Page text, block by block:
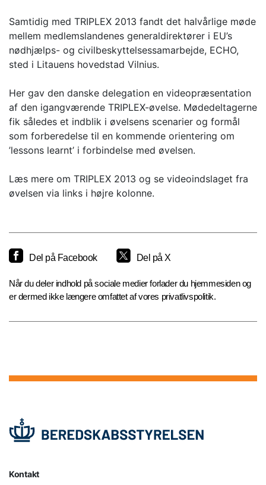
Samtidig med TRIPLEX 2013 fandt det halvårlige møde
mellem medlemslandenes generaldirektører i EU’s
nødhjælps- og civilbeskyttelsessamarbejde, ECHO,
sted i Litauens hovedstad Vilnius.
Her gav den danske delegation en videopræsentation
af den igangværende TRIPLEX-øvelse. Mødedeltagerne
fik således et indblik i øvelsens scenarier og formål
som forberedelse til en kommende orientering om
’lessons learnt’ i forbindelse med øvelsen.
Læs mere om TRIPLEX 2013 og se videoindslaget fra
øvelsen via links i højre kolonne.
Del på Facebook Del på X
Når du deler indhold på sociale medier forlader du hjemmesiden og
er dermed ikke længere omfattet af vores privatlivspolitik.
Kontakt